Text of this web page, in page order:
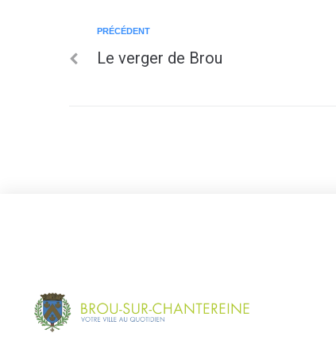
PRÉCÉDENT
Le verger de Brou